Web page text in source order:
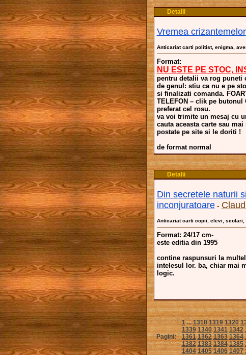
Detalii
Vremea crizantemelor
Anticariat carti politist, enigma,
Format:
NU ESTE PE STOC,
pentru detalii va rog puneti
de genul: stiu ca nu e pe
si finalizati comanda.
TELEFON – clik pe
preferat cel rosu.
va voi trimite un mesaj cu
cauta aceasta carte sau
postate pe site si le doriti !
de format normal
Detalii
Din secretele naturii
inconjuratoare-
Anticariat carti copii, elevi, scolari,
Format: 24/17 cm-
este editia din 1995
contine raspunsuri la
intelesul lor. ba, chiar mai
logic.
Pagini:
1...1318 1319 1320
1339 1340 1341 1342
1361 1362 1363 1364
1382 1383 1384 1385
1404 1405 1406 1407